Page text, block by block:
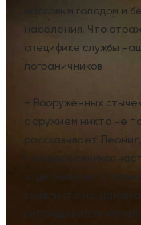
массовым голодом и
населения. Что
специфике службы
пограничников.
– Вооружённых
с оружием никто не
рассказывает
Но перебежчиков
задерживали.
конфликта на
китайцы валом